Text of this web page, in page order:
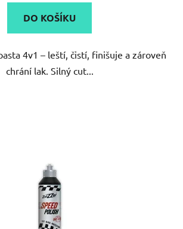
DO KOŠÍKU
4v1 – leští, čistí, finišuje a zároveň
chrání lak. Silný cut...